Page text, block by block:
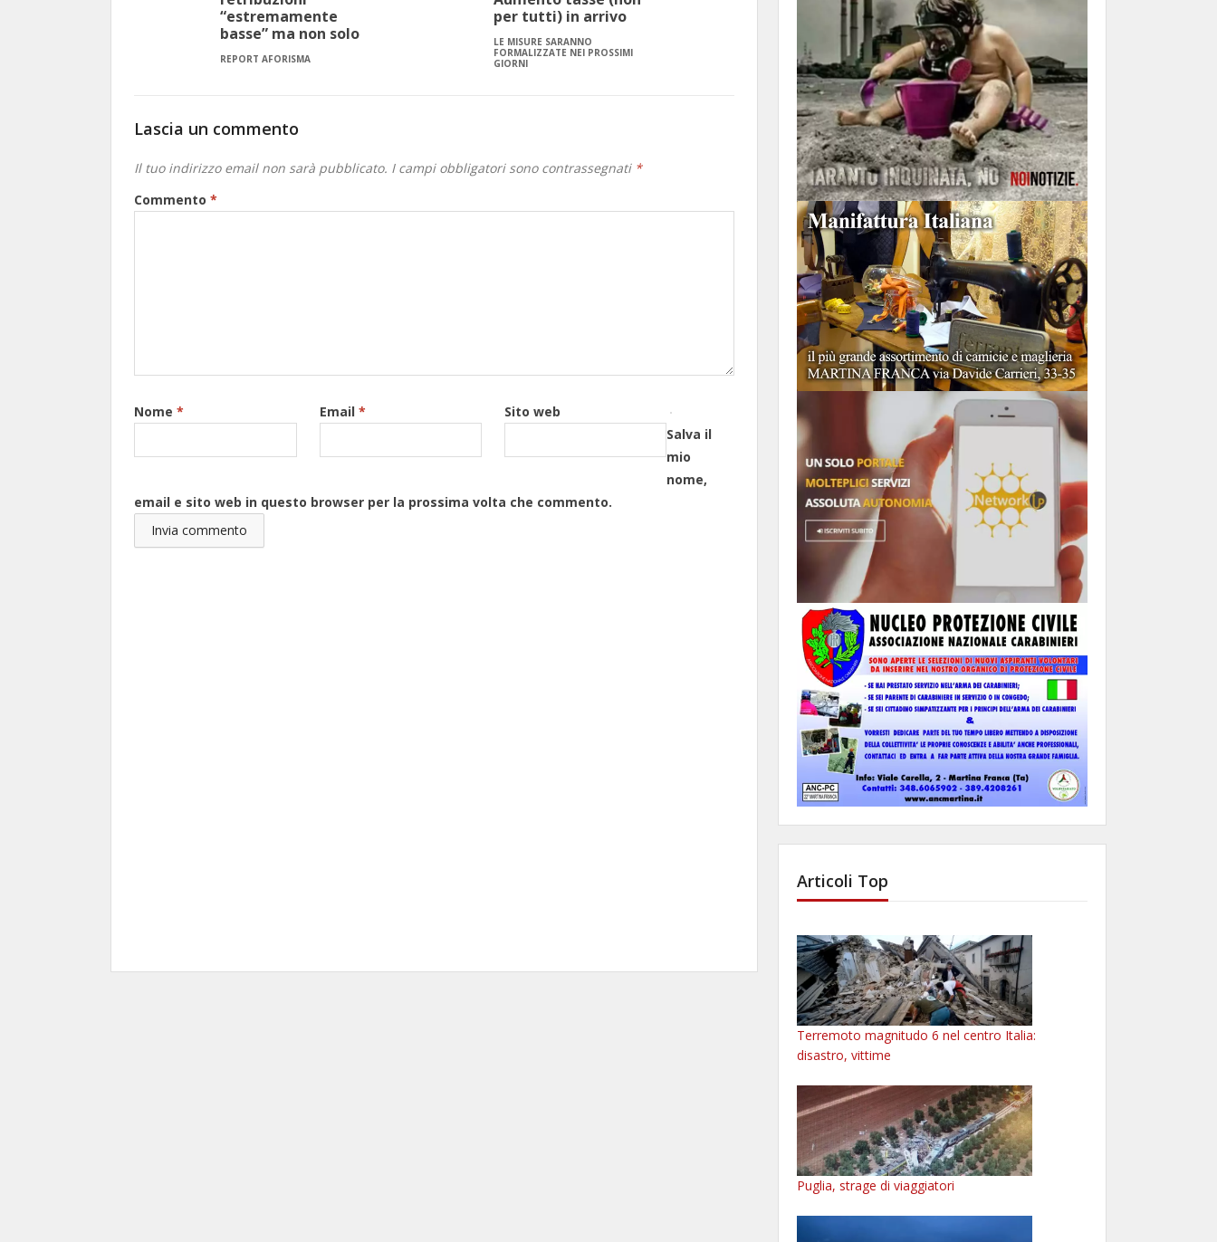
“estremamente
basse” ma non solo
REPORT AFORISMA
per tutti) in arrivo
LE MISURE SARANNO
FORMALIZZATE NEI PROSSIMI
GIORNI
Lascia un commento
Il tuo indirizzo email non sarà pubblicato. I campi obbligatori sono contrassegnati *
Commento *
Nome * Email *
Sito web
Salva il
mio
nome,
email e sito web in questo browser per la prossima volta che commento.
Articoli Top
Terremoto magnitudo 6 nel centro Italia:
disastro, vittime
Puglia, strage di viaggiatori